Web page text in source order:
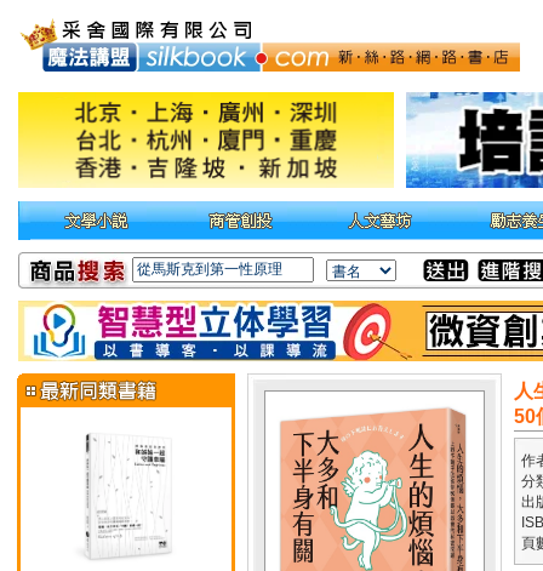
人
50
作
分
出
頁